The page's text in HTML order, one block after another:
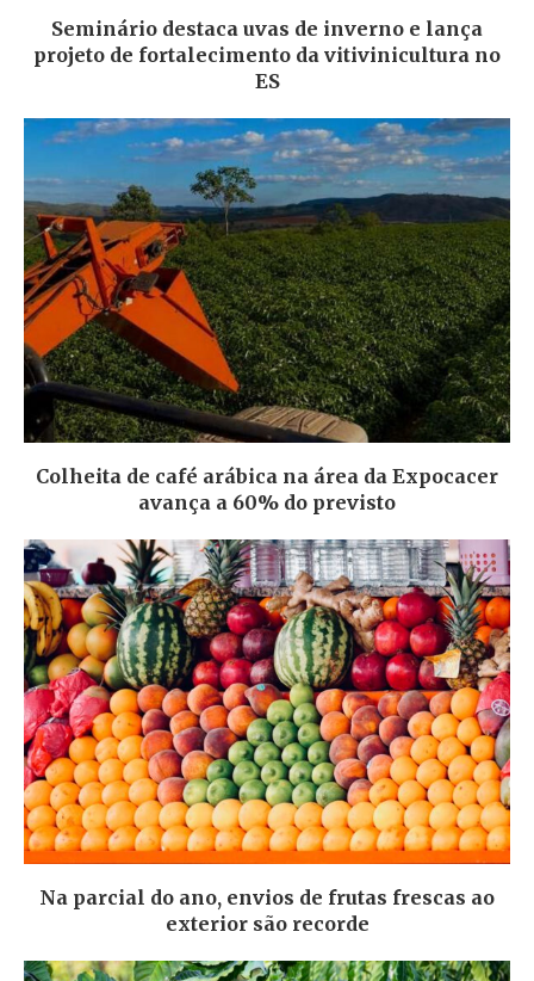
Seminário destaca uvas de inverno e lança
projeto de fortalecimento da vitivinicultura no
ES
Colheita de café arábica na área da Expocacer
avança a 60% do previsto
Na parcial do ano, envios de frutas frescas ao
exterior são recorde